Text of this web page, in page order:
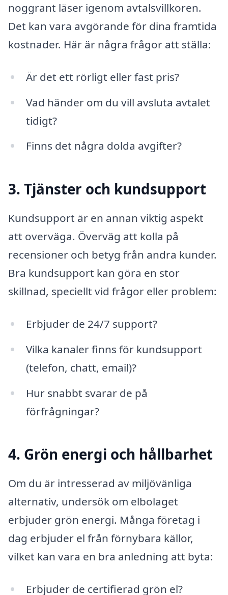
noggrant läser igenom avtalsvillkoren.
Det kan vara avgörande för dina framtida
kostnader. Här är några frågor att ställa:
Är det ett rörligt eller fast pris?
Vad händer om du vill avsluta avtalet
tidigt?
Finns det några dolda avgifter?
3. Tjänster och kundsupport
Kundsupport är en annan viktig aspekt
att overväga. Överväg att kolla på
recensioner och betyg från andra kunder.
Bra kundsupport kan göra en stor
skillnad, speciellt vid frågor eller problem:
Erbjuder de 24/7 support?
Vilka kanaler finns för kundsupport
(telefon, chatt, email)?
Hur snabbt svarar de på
förfrågningar?
4. Grön energi och hållbarhet
Om du är intresserad av miljövänliga
alternativ, undersök om elbolaget
erbjuder grön energi. Många företag i
dag erbjuder el från förnybara källor,
vilket kan vara en bra anledning att byta:
Erbjuder de certifierad grön el?